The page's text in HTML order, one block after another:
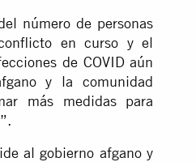
número de personas
en curso y el
de COVID aún
y la comunidad
más medidas para
al gobierno afgano y